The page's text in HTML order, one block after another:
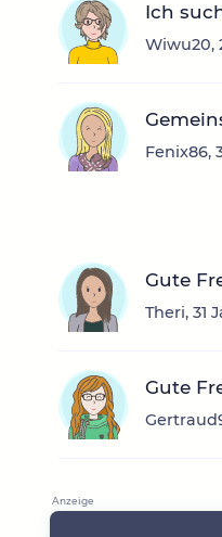
Ich
Wiwu20,
Fenix86,
Gute
Theri, 31
Gute